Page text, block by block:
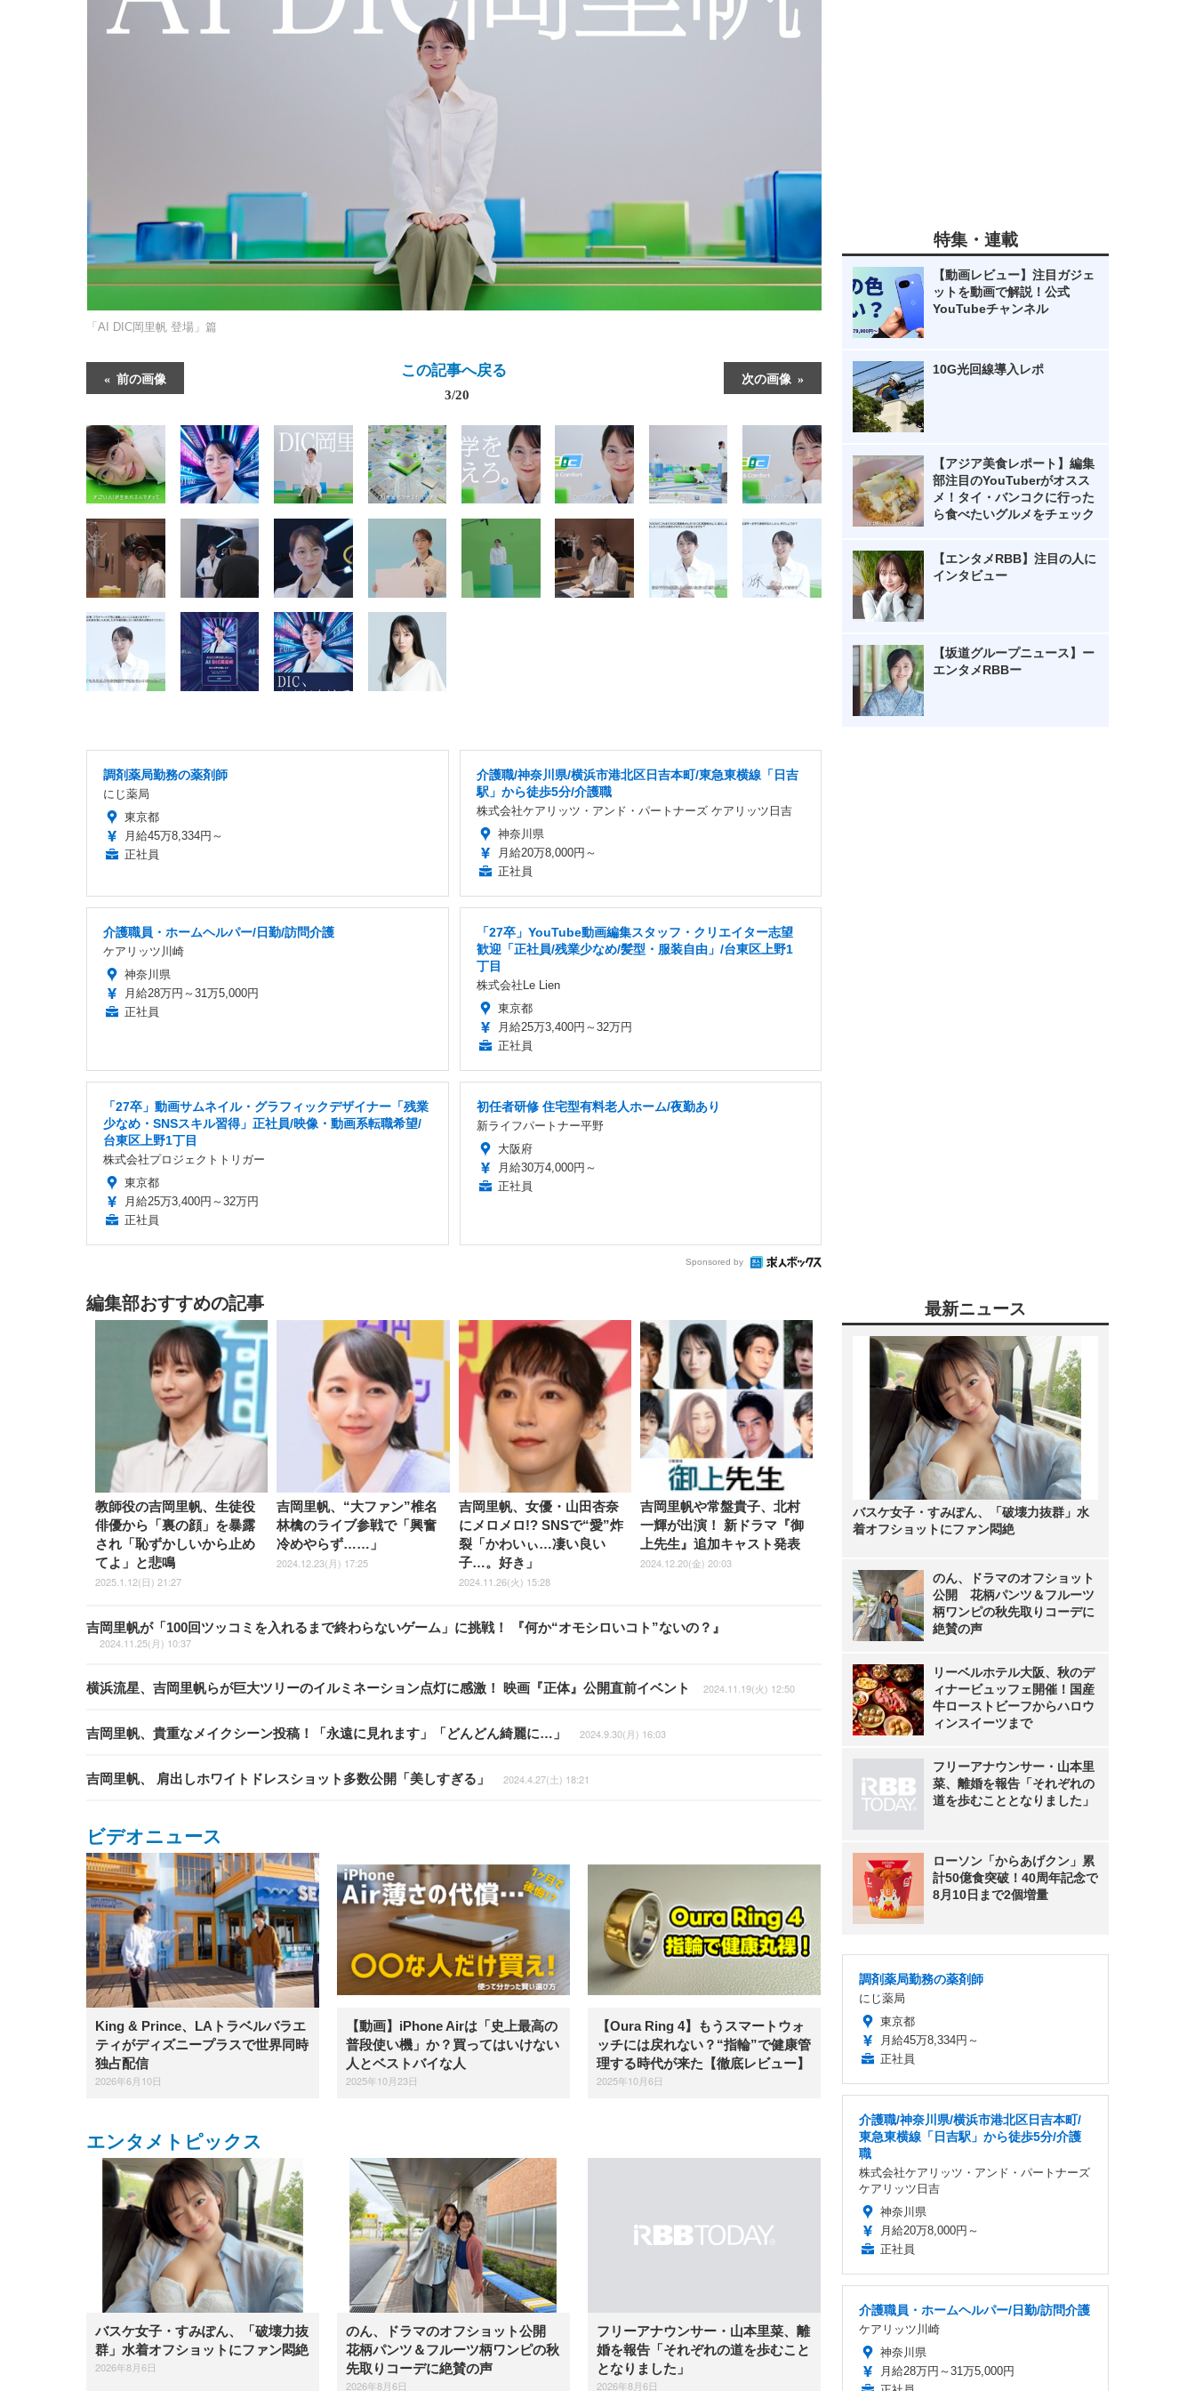
「AI DIC岡里帆 登場」篇
前の画像 次の画像
この記事へ戻る
3/20
調剤薬局勤務の薬剤師
にじ薬局
東京都
月給45万8,334円～
正社員
介護職/神奈川県/横浜市港北区日吉本町/東急東横線「日吉
駅」から徒歩5分/介護職
株式会社ケアリッツ・アンド・パートナーズ ケアリッツ日吉
神奈川県
月給20万8,000円～
正社員
介護職員・ホームヘルパー/日勤/訪問介護
ケアリッツ川崎
神奈川県
月給28万円～31万5,000円
正社員
「27卒」YouTube動画編集スタッフ・クリエイター志望
歓迎「正社員/残業少なめ/髪型・服装自由」/台東区上野1
丁目
株式会社Le Lien
東京都
月給25万3,400円～32万円
正社員
「27卒」動画サムネイル・グラフィックデザイナー「残業
少なめ・SNSスキル習得」正社員/映像・動画系転職希望/
台東区上野1丁目
株式会社プロジェクトトリガー
東京都
月給25万3,400円～32万円
正社員
初任者研修 住宅型有料老人ホーム/夜勤あり
新ライフパートナー平野
大阪府
月給30万4,000円～
正社員
Sponsored by
編集部おすすめの記事
教師役の吉岡里帆、生徒役
俳優から「裏の顔」を暴露
され「恥ずかしいから止め
てよ」と悲鳴
2025.1.12(日) 21:27
吉岡里帆、“大ファン”椎名
林檎のライブ参戦で「興奮
冷めやらず……」
2024.12.23(月) 17:25
吉岡里帆、女優・山田杏奈
にメロメロ!? SNSで“愛”炸
裂「かわいぃ…凄い良い
子…。好き」
2024.11.26(火) 15:28
吉岡里帆や常盤貴子、北村
一輝が出演！ 新ドラマ『御
上先生』追加キャスト発表
2024.12.20(金) 20:03
吉岡里帆が「100回ツッコミを入れるまで終わらないゲーム」に挑戦！ 『何か“オモシロいコト”ないの？』
2024.11.25(月) 10:37
横浜流星、吉岡里帆らが巨大ツリーのイルミネーション点灯に感激！ 映画『正体』公開直前イベント 2024.11.19(火) 12:50
吉岡里帆、貴重なメイクシーン投稿！「永遠に見れます」「どんどん綺麗に…」 2024.9.30(月) 16:03
吉岡里帆、 肩出しホワイトドレスショット多数公開「美しすぎる」 2024.4.27(土) 18:21
ビデオニュース
King & Prince、LAトラベルバラエ
ティがディズニープラスで世界同時
独占配信
2026年6月10日
【動画】iPhone Airは「史上最高の
普段使い機」か？買ってはいけない
人とベストバイな人
2025年10月23日
【Oura Ring 4】もうスマートウォ
ッチには戻れない？“指輪”で健康管
理する時代が来た【徹底レビュー】
2025年10月6日
エンタメトピックス
バスケ女子・すみぽん、「破壊力抜
群」水着オフショットにファン悶絶
2026年8月6日
のん、ドラマのオフショット公開
花柄パンツ＆フルーツ柄ワンピの秋
先取りコーデに絶賛の声
2026年8月6日
フリーアナウンサー・山本里菜、離
婚を報告「それぞれの道を歩むこと
となりました」
2026年8月6日
特集・連載
【動画レビュー】注目ガジェ
ットを動画で解説！公式
YouTubeチャンネル
10G光回線導入レポ
【アジア美食レポート】編集
部注目のYouTuberがオスス
メ！タイ・バンコクに行った
ら食べたいグルメをチェック
【エンタメRBB】注目の人に
インタビュー
【坂道グループニュース】ー
エンタメRBBー
最新ニュース
バスケ女子・すみぽん、「破壊力抜群」水
着オフショットにファン悶絶
のん、ドラマのオフショット
公開 花柄パンツ＆フルーツ
柄ワンピの秋先取りコーデに
絶賛の声
リーベルホテル大阪、秋のデ
ィナービュッフェ開催！国産
牛ローストビーフからハロウ
ィンスイーツまで
フリーアナウンサー・山本里
菜、離婚を報告「それぞれの
道を歩むこととなりました」
ローソン「からあげクン」累
計50億食突破！40周年記念で
8月10日まで2個増量
調剤薬局勤務の薬剤師
にじ薬局
東京都
月給45万8,334円～
正社員
介護職/神奈川県/横浜市港北区日吉本町/
東急東横線「日吉駅」から徒歩5分/介護
職
株式会社ケアリッツ・アンド・パートナーズ
ケアリッツ日吉
神奈川県
月給20万8,000円～
正社員
介護職員・ホームヘルパー/日勤/訪問介護
ケアリッツ川崎
神奈川県
月給28万円～31万5,000円